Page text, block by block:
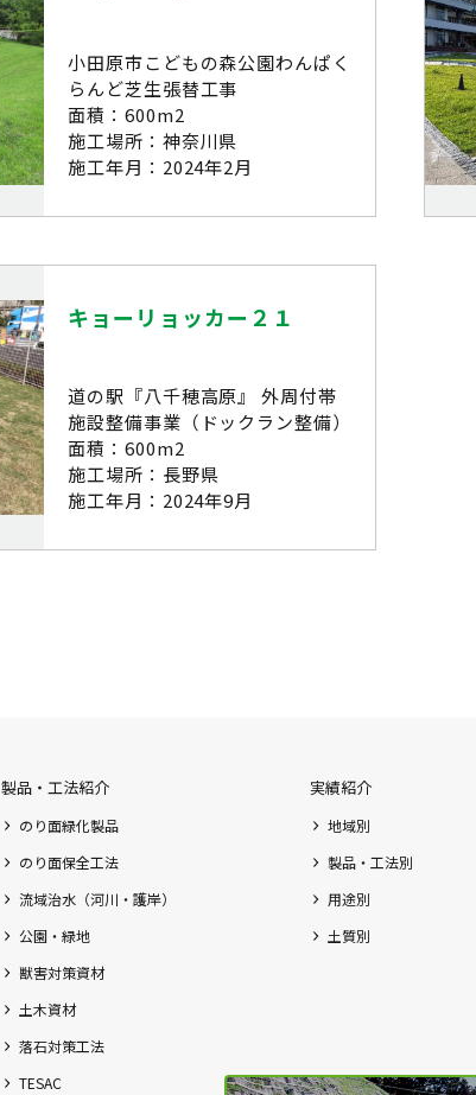
小田原市こどもの森公園わんぱく
らんど芝生張替工事
面積：600m2
施工場所：神奈川県
施工年月：2024年2月
キョーリョッカー２１
道の駅『八千穂高原』 外周付帯
施設整備事業（ドックラン整備）
面積：600m2
施工場所：長野県
施工年月：2024年9月
製品・工法紹介
のり面緑化製品
のり面保全工法
流域治水（河川・護岸）
公園・緑地
獣害対策資材
土木資材
落石対策工法
TESAC
実績紹介
地域別
製品・工法別
用途別
土質別